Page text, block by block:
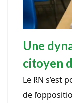
Une
citoyen
Le RN s’est
de